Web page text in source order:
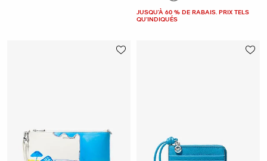
JUSQU’À 60 % DE RABAIS. PRIX TELS
QU'INDIQUÉS